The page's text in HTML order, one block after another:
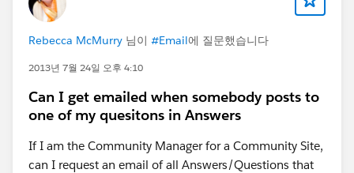
Rebecca McMurry 님이 #Email에 질문했습니다
2013년 7월 24일 오후 4:10
Can I get emailed when somebody posts to
one of my quesitons in Answers
If I am the Community Manager for a Community Site,
can I request an email of all Answers/Questions that